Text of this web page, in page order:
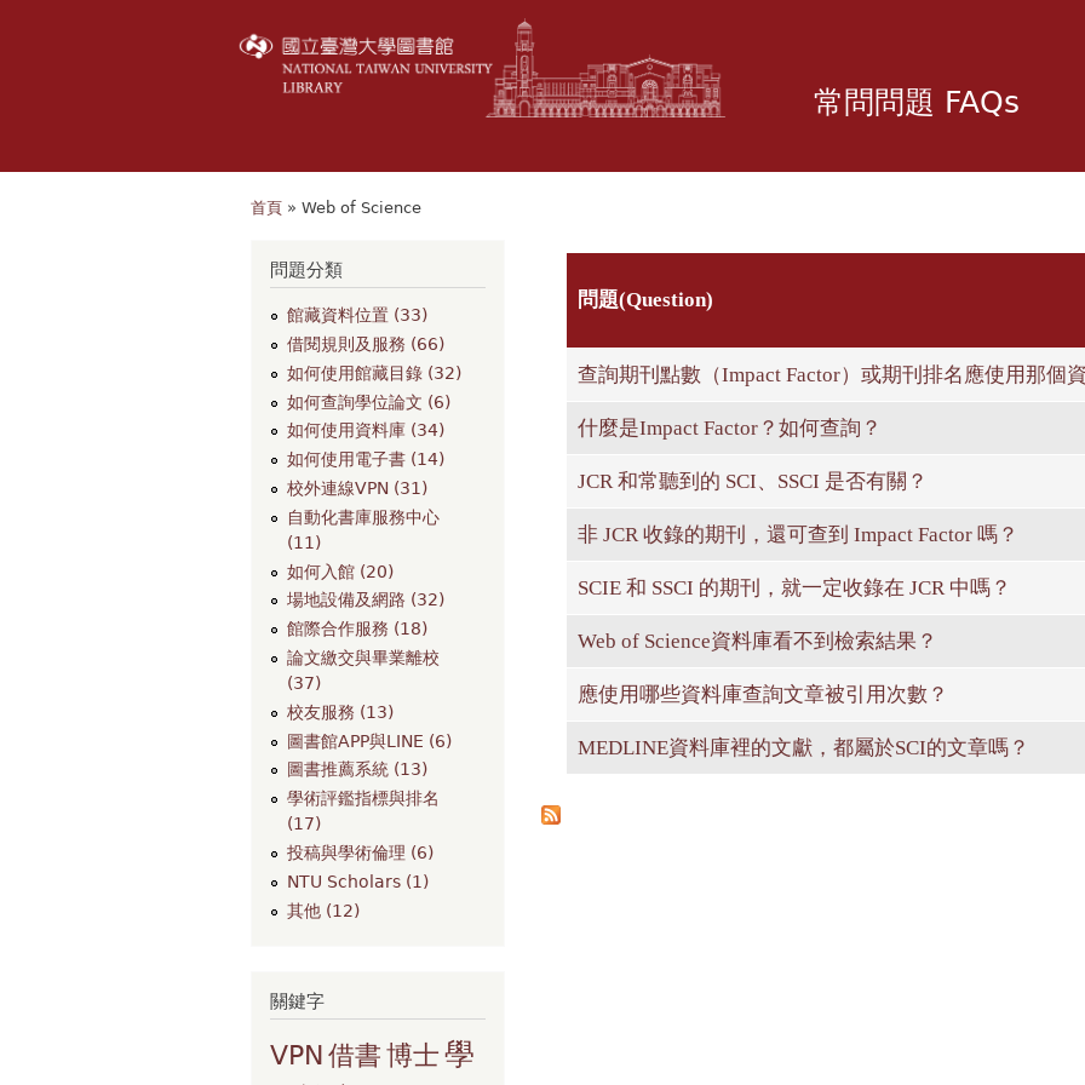
常問問題 FAQs
首頁 » Web of Science
問題分類
館藏資料位置 (33)
借閱規則及服務 (66)
如何使用館藏目錄 (32)
如何查詢學位論文 (6)
如何使用資料庫 (34)
如何使用電子書 (14)
校外連線VPN (31)
自動化書庫服務中心
(11)
如何入館 (20)
場地設備及網路 (32)
館際合作服務 (18)
論文繳交與畢業離校
(37)
校友服務 (13)
圖書館APP與LINE (6)
圖書推薦系統 (13)
學術評鑑指標與排名
(17)
投稿與學術倫理 (6)
NTU Scholars (1)
其他 (12)
關鍵字
VPN借書博士學
問題(Question)
查詢期刊點數（Impact Factor）或期刊排名應使用那個
什麼是Impact Factor？如何查詢？
JCR 和常聽到的 SCI、SSCI 是否有關？
非 JCR 收錄的期刊，還可查到 Impact Factor 嗎？
SCIE 和 SSCI 的期刊，就一定收錄在 JCR 中嗎？
Web of Science資料庫看不到檢索結果？
應使用哪些資料庫查詢文章被引用次數？
MEDLINE資料庫裡的文獻，都屬於SCI的文章嗎？